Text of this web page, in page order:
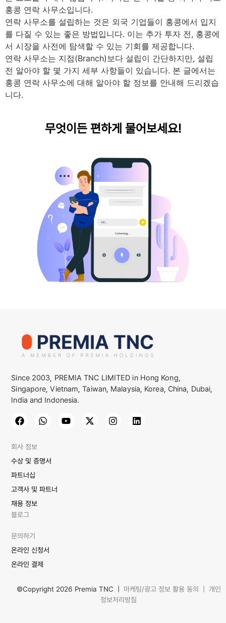
홍콩 연락 사무소입니다.
연락 사무소를 설립하는 것은 외국 기업들이 홍콩에서 입지
를 다질 수 있는 좋은 방법입니다. 이는 추가 투자 전, 홍콩에
서 시장을 사전에 탐색할 수 있는 기회를 제공합니다.
연락 사무소는 지점(Branch)보다 설립이 간단하지만, 설립
전 알아야 할 몇 가지 세부 사항들이 있습니다. 본 글에서는
홍콩 연락 사무소에 대해 알아야 할 정보를 안내해 드리겠습
니다.
무엇이든 편하게 물어보세요!
Since 2003, PREMIA TNC LIMITED in Hong Kong,
Singapore, Vietnam, Taiwan, Malaysia, Korea, China, Dubai,
India and Indonesia.
회사 정보
수상 및 증명서
파트너십
고객사 및 파트너
채용 정보
블로그
문의하기
온라인 신청서
온라인 결제
©Copyright 2026 Premia TNC | 마케팅/광고 정보 활용 동의 | 개인
정보처리방침